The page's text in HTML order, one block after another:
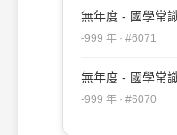
無年度 - 國學常
-999 年 · #6071
無年度 - 國學常
-999 年 · #6070